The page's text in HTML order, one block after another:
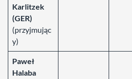
Karlitzek
(GER)
(przyjmując
y)
Paweł
Halaba